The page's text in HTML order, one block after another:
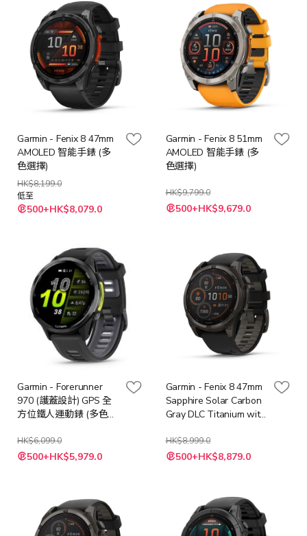
Garmin - Fenix 8 47mm
AMOLED 智能手錶 (多
色選擇)
HK$8,199.0
低至
500+HK$8,079.0
Garmin - Fenix 8 51mm
AMOLED 智能手錶 (多
色選擇)
HK$9,799.0
500+HK$9,679.0
Garmin - Forerunner
970 (護蓋設計) GPS 全
方位鐵人運動錶 (多色選
HK$6,099.0
500+HK$5,979.0
Garmin - Fenix 8 47mm
Sapphire Solar Carbon
Gray DLC Titanium with
能手錶
HK$8,999.0
特
殊 500+HK$8,879.0